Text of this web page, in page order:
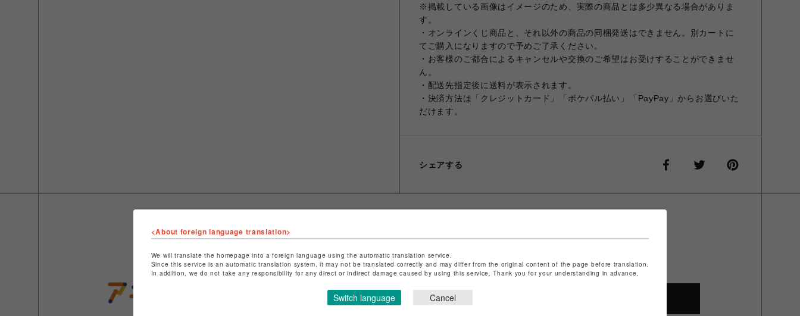
※掲載している画像はイメージのため、実際の商品とは多少異なる場合がありま
す。
・オンラインくじ商品と、それ以外の商品の同梱発送はできません。別カートに
てご購入になりますので予めご了承ください。
・お客様のご都合によるキャンセルや交換のご希望はお受けすることができませ
ん。
・配送先指定後に送料が表示されます。
・決済方法は「クレジットカード」「ポケパル払い」「PayPay」からお選びいた
だけます。
シェアする
ショップ名
ANIME-Q
<About foreign language translation>
We will translate the homepage into a foreign language using the automatic translation service.
Since this service is an automatic translation system, it may not be translated correctly and may differ from the original content of the page before translation.
In addition, we do not take any responsibility for any direct or indirect damage caused by using this service. Thank you for your understanding in advance.
Switch language Cancel